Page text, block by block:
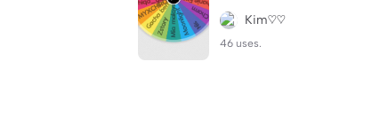
making it right now cuz im
bored...Kim♡♡
46 uses.